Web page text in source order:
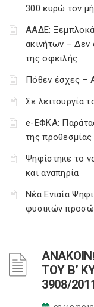
300 ευρώ τον
ΑΑΔΕ:
ακινήτων – Δεν
της οφειλής
Πόθεν έσχες –
Σε λειτουργία
e-ΕΦΚΑ:
της
Ψηφίστηκε το
και αναπηρία
Νέα Ενιαία
φυσικών
ΤΟΥ Β’
3908/